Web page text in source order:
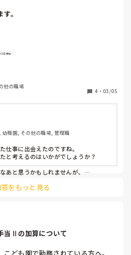
。
が悩む。
人間関係微妙、5年目は年収370
でほぼ残業なし、持ち帰りもおそら
人間関係は入らないとわからない、
スの額は変わりません。
育て支援センターのが少なく前職
。一人暮らしも必須の地域なの
と思いますが悩みますね。
し、事業所内異動で手当がついて
来的に可能です。なので、挑戦し
す。難しい。
動
他の職場
4 ・ 03/05
稚園, その他の職場, 管理職
仕事に出会えたのですね。
と考えるのはいかがでしょうか？
あと思うかもしれませんが、
上に増えるのではないでしょうか？🩷
をもっと見る
当Ⅱの加算について